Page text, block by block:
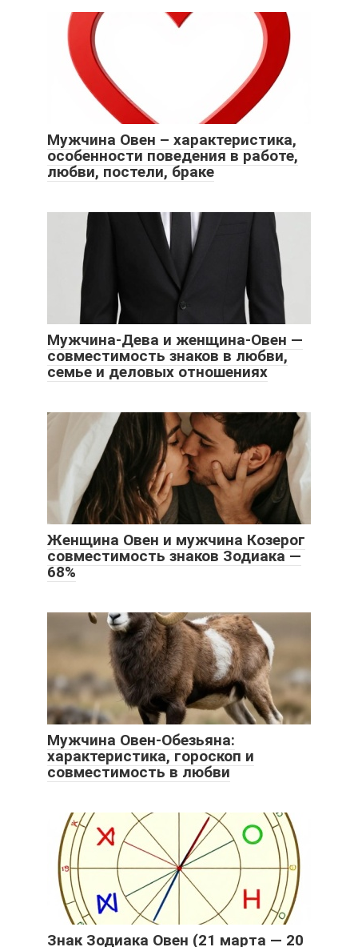
Мужчина Овен – характеристика,
особенности поведения в работе,
любви, постели, браке
Мужчина-Дева и женщина-Овен —
совместимость знаков в любви,
семье и деловых отношениях
Женщина Овен и мужчина Козерог
совместимость знаков Зодиака —
68%
Мужчина Овен-Обезьяна:
характеристика, гороскоп и
совместимость в любви
Знак Зодиака Овен (21 марта — 20